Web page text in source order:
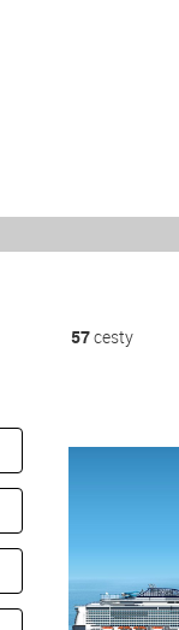
57cesty